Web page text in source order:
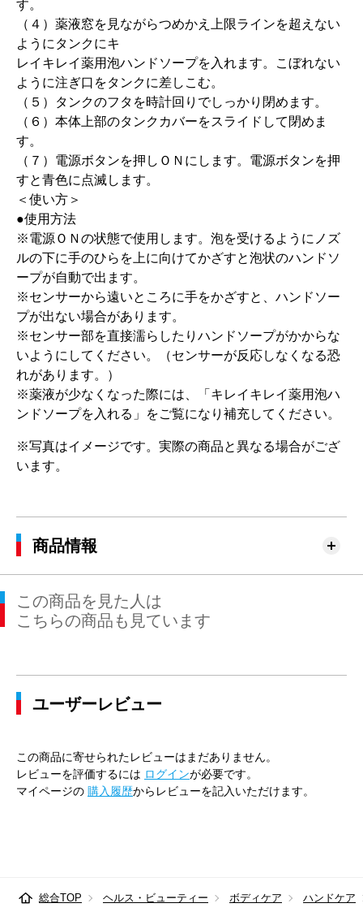
す。
（４）薬液窓を見ながらつめかえ上限ラインを超えない
ようにタンクにキ
レイキレイ薬用泡ハンドソープを入れます。こぼれない
ように注ぎ口をタンクに差しこむ。
（５）タンクのフタを時計回りでしっかり閉めます。
（６）本体上部のタンクカバーをスライドして閉めま
す。
（７）電源ボタンを押しＯＮにします。電源ボタンを押
すと青色に点滅します。
＜使い方＞
●使用方法
※電源ＯＮの状態で使用します。泡を受けるようにノズ
ルの下に手のひらを上に向けてかざすと泡状のハンドソ
ープが自動で出ます。
※センサーから遠いところに手をかざすと、ハンドソー
プが出ない場合があります。
※センサー部を直接濡らしたりハンドソープがかからな
いようにしてください。（センサーが反応しなくなる恐
れがあります。）
※薬液が少なくなった際には、「キレイキレイ薬用泡ハ
ンドソープを入れる」をご覧になり補充してください。
※写真はイメージです。実際の商品と異なる場合がござ
います。
商品情報
この商品を見た人は
こちらの商品も見ています
ユーザーレビュー
この商品に寄せられたレビューはまだありません。
レビューを評価するには ログインが必要です。
マイページの 購入履歴からレビューを記入いただけます。
総合TOP ヘルス・ビューティー ボディケア ハンドケア